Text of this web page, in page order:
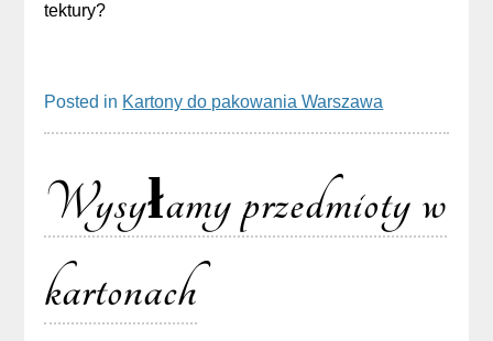
tektury?
Posted in Kartony do pakowania Warszawa
Wysyłamy przedmioty w
kartonach